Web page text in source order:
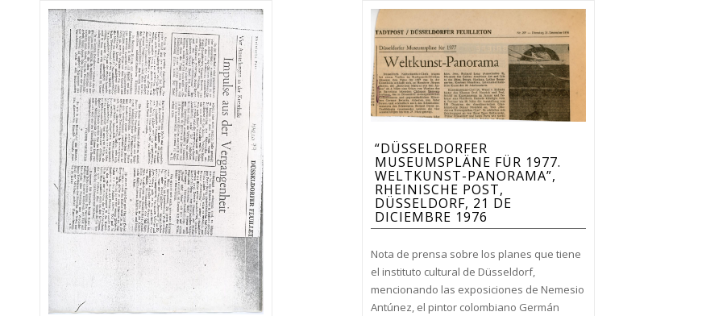
“DÜSSELDORFER
MUSEUMSPLÄNE FÜR 1977.
WELTKUNST-PANORAMA”,
RHEINISCHE POST,
DÜSSELDORF, 21 DE
DICIEMBRE 1976
Nota de prensa sobre los planes que tiene
el instituto cultural de Düsseldorf,
mencionando las exposiciones de Nemesio
Antúnez, el pintor colombiano Germán